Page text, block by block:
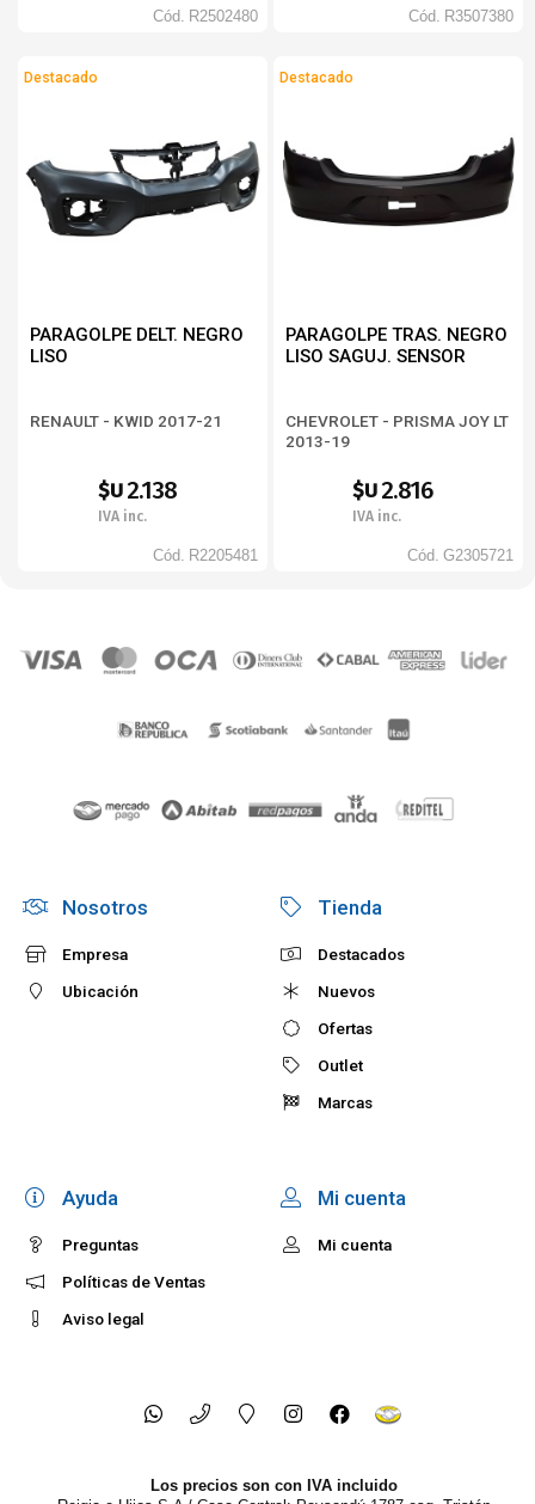
Cód. R2502480 Cód. R3507380
Destacado
PARAGOLPE DELT. NEGRO
LISO
RENAULT - KWID 2017-21
$U2.138
IVA inc.
Cód. R2205481
Destacado
PARAGOLPE TRAS. NEGRO
LISO SAGUJ. SENSOR
CHEVROLET - PRISMA JOY LT
2013-19
$U2.816
IVA inc.
Cód. G2305721
Nosotros
Empresa
Ubicación
Tienda
Destacados
Nuevos
Ofertas
Outlet
Marcas
Ayuda
Preguntas
Políticas de Ventas
Aviso legal
Mi cuenta
Mi cuenta
Los precios son con IVA incluido